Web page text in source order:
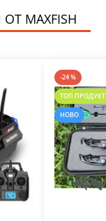
MAXFISH
-24 %
ТОП ПРОДУКТ
НОВО